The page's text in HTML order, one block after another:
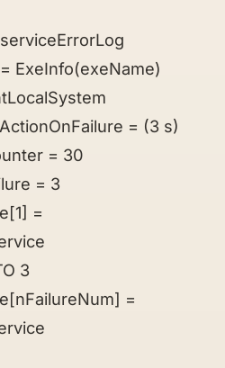
ExeInfo(exeName)
= (3 s)
= 30
= 3
=
3
=